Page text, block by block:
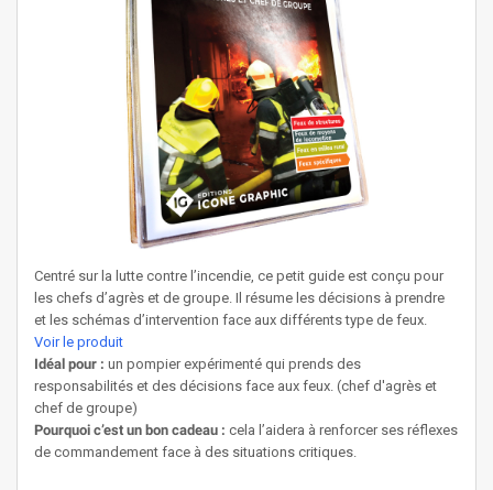
Centré sur la lutte contre l’incendie, ce petit guide est conçu pour
les chefs d’agrès et de groupe. Il résume les décisions à prendre
et les schémas d’intervention face aux différents type de feux.
Voir le produit
Idéal pour : un pompier expérimenté qui prends des
responsabilités et des décisions face aux feux. (chef d'agrès et
chef de groupe)
Pourquoi c’est un bon cadeau : cela l’aidera à renforcer ses réflexes
de commandement face à des situations critiques.